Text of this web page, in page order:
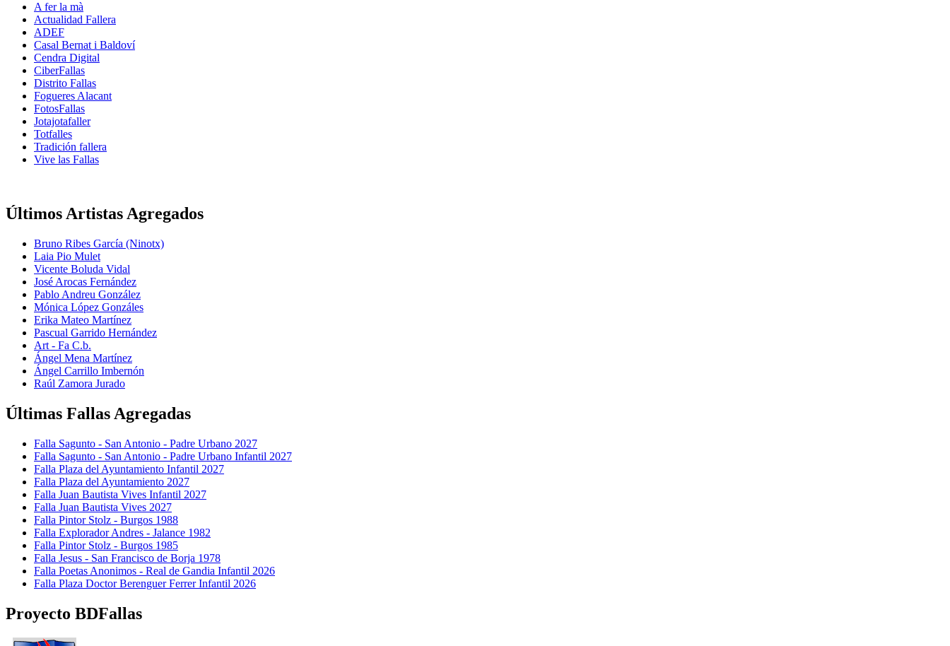
A fer la mà
Actualidad Fallera
ADEF
Casal Bernat i Baldoví
Cendra Digital
CiberFallas
Distrito Fallas
Fogueres Alacant
FotosFallas
Jotajotafaller
Totfalles
Tradición fallera
Vive las Fallas
Últimos Artistas Agregados
Bruno Ribes García (Ninotx)
Laia Pio Mulet
Vicente Boluda Vidal
José Arocas Fernández
Pablo Andreu González
Mónica López Gonzáles
Erika Mateo Martínez
Pascual Garrido Hernández
Art - Fa C.b.
Ángel Mena Martínez
Ángel Carrillo Imbernón
Raúl Zamora Jurado
Últimas Fallas Agregadas
Falla Sagunto - San Antonio - Padre Urbano 2027
Falla Sagunto - San Antonio - Padre Urbano Infantil 2027
Falla Plaza del Ayuntamiento Infantil 2027
Falla Plaza del Ayuntamiento 2027
Falla Juan Bautista Vives Infantil 2027
Falla Juan Bautista Vives 2027
Falla Pintor Stolz - Burgos 1988
Falla Explorador Andres - Jalance 1982
Falla Pintor Stolz - Burgos 1985
Falla Jesus - San Francisco de Borja 1978
Falla Poetas Anonimos - Real de Gandia Infantil 2026
Falla Plaza Doctor Berenguer Ferrer Infantil 2026
Proyecto BDFallas